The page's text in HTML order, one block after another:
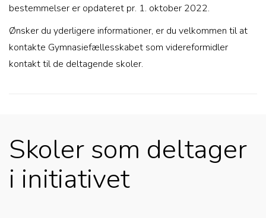
bestemmelser er opdateret pr. 1. oktober 2022.
Ønsker du yderligere informationer, er du velkommen til at
kontakte Gymnasiefællesskabet som videreformidler
kontakt til de deltagende skoler.
Skoler som deltager
i initiativet